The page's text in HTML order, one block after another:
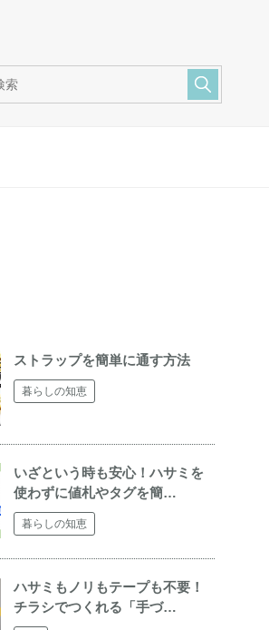
ストラップを簡単に通す方法
暮らしの知恵
いざという時も安心！ハサミを
使わずに値札やタグを簡…
暮らしの知恵
ハサミもノリもテープも不要！
チラシでつくれる「手づ…